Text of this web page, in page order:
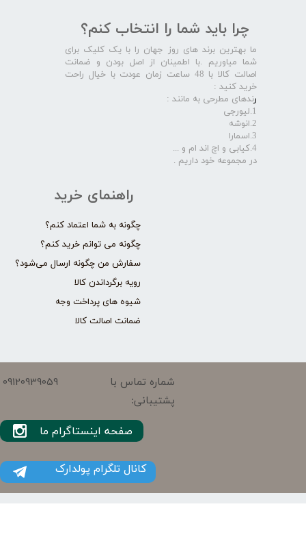
راهنمای خرید
چگونه به شما اعتماد کنم؟
چگونه می توانم خرید کنم؟
سفارش من چگونه ارسال می‌شود؟
رویه برگرداندن کالا
شیوه های پرداخت وجه
ضمانت اصالت کالا
چرا باید شما را انتخاب کنم؟
ما بهترین برند های روز جهان را با یک کلیک برای
شما میاوریم .با اطمینان از اصل بودن و ضمانت
اصالت کالا با 48 ساعت زمان عودت با خیال راحت
خرید کنید :
رندهای مطرحی به مانند :
1.لیورجی
2.انوشه
3.اسمارا
4.کیابی و اچ اند ام و ...
در مجموعه خود داریم .​​​​​​​
شماره تماس با
پشتیبانی:
09120939059
کانال تلگرام پولدارک
صفحه اینستاگرام ما